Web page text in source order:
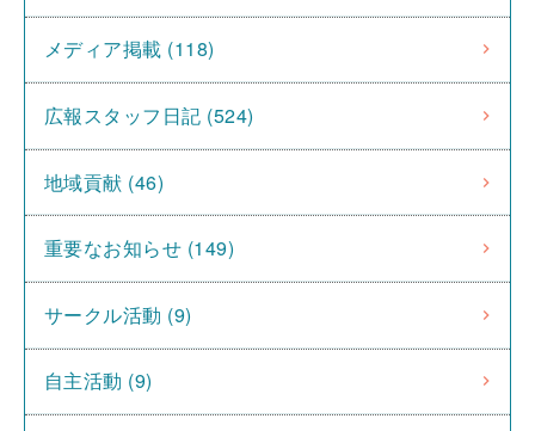
メディア掲載 (118)
広報スタッフ日記 (524)
地域貢献 (46)
重要なお知らせ (149)
サークル活動 (9)
自主活動 (9)